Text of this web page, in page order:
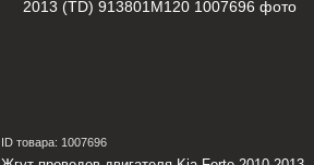
ID товара: 1007696